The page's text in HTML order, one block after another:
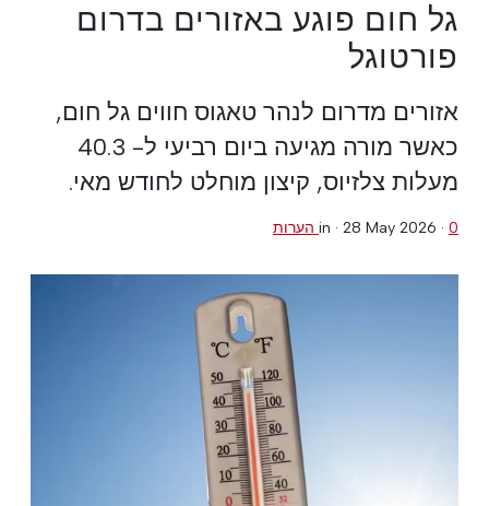
גל חום פוגע באזורים בדרום
פורטוגל
אזורים מדרום לנהר טאגוס חווים גל חום,
כאשר מורה מגיעה ביום רביעי ל- 40.3
מעלות צלזיוס, קיצון מוחלט לחודש מאי.
in · 28 May 2026 · 0 הערות